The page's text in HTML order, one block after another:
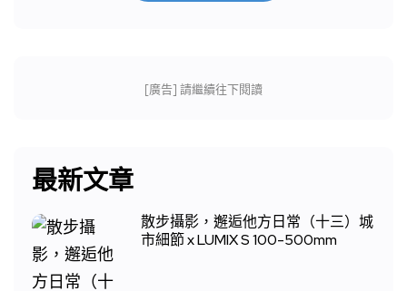
[廣告] 請繼續往下閱讀
最新文章
散步攝影，邂逅他方日常（十三）城
市細節 x LUMIX S 100-500mm